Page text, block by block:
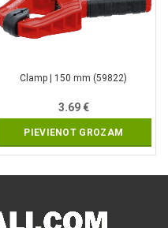
Clamp | 150 mm (59822)
3.69€
PIEVIENOT GROZAM